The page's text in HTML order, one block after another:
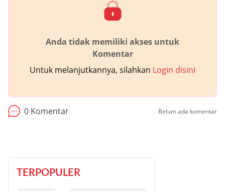
Anda tidak memiliki akses untuk
Komentar
Untuk melanjutkannya, silahkan Login disini
0 Komentar Belum ada komentar
TERPOPULER